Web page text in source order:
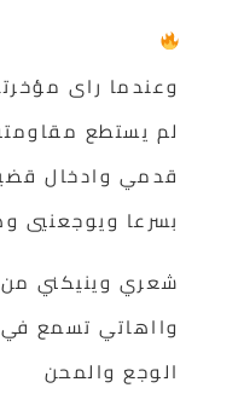
وعندما راى مؤخرتي
لم يستطع مقاومته ف
قدمي وادخال قضيبه
بسرعا ويوجعنيي وهوي
شعري وينيكني من
وااهاتي تسمع في كل
الوجع والمحن